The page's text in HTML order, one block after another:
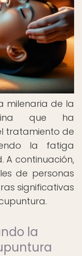
milenaria de la
que ha
tratamiento de
la fatiga
continuación,
de personas
significativas
la